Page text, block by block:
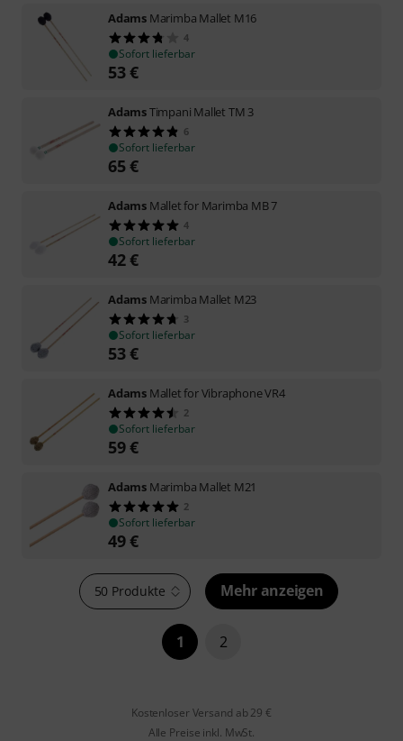
Adams Marimba Mallet M16
4
Sofort lieferbar
53€
AdamsTimpani Mallet TM 3
6
Sofort lieferbar
65€
Adams Mallet for Marimba MB 7
4
Sofort lieferbar
42€
Adams Marimba Mallet M23
3
Sofort lieferbar
53€
Adams Mallet for Vibraphone VR4
2
Sofort lieferbar
59€
Adams Marimba Mallet M21
2
Sofort lieferbar
49€
50 Produkte Mehr anzeigen
1 2
Kostenloser Versand ab 29 €
Alle Preise inkl. MwSt.